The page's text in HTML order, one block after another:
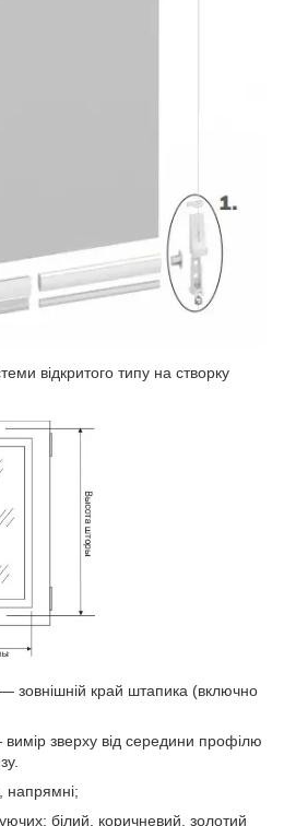
відкритого типу на створку
край штапика (включно
зверху від середини профілю
напрямні;
білий, коричневий, золотий